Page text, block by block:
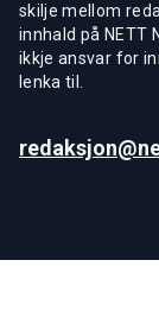
skilje mellom
innhald på NETT
ikkje ansvar for
lenka til.